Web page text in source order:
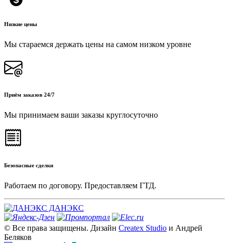
Низкие цены
Мы стараемся держать цены на самом низком уровне
Приём заказов 24/7
Мы принимаем ваши заказы круглосуточно
Безопасные сделки
Работаем по договору. Предоставляем ГТД.
ДАНЭКС
© Все права защищены. Дизайн Createx Studio и Андрей
Беляков